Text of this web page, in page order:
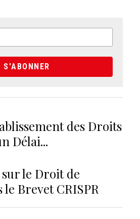
S'ABONNER
des Droits
Délai...
le Droit de
Brevet CRISPR